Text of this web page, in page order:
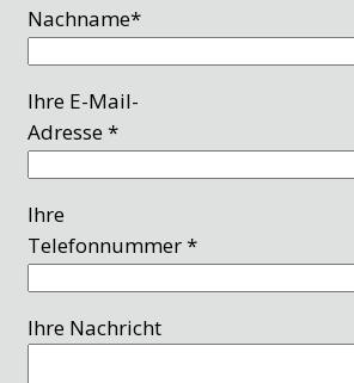
Nachname*
Ihre E-Mail-
Adresse *
Ihre
Telefonnummer *
Ihre Nachricht